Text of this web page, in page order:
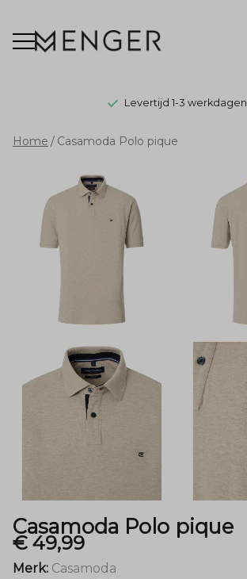
Levertijd 1-3 werkdagen
Casamoda
Polo
pique
Menger
Mode
Home Casamoda Polo pique
Casamoda Polo pique
€ 49,99
Merk: Casamoda